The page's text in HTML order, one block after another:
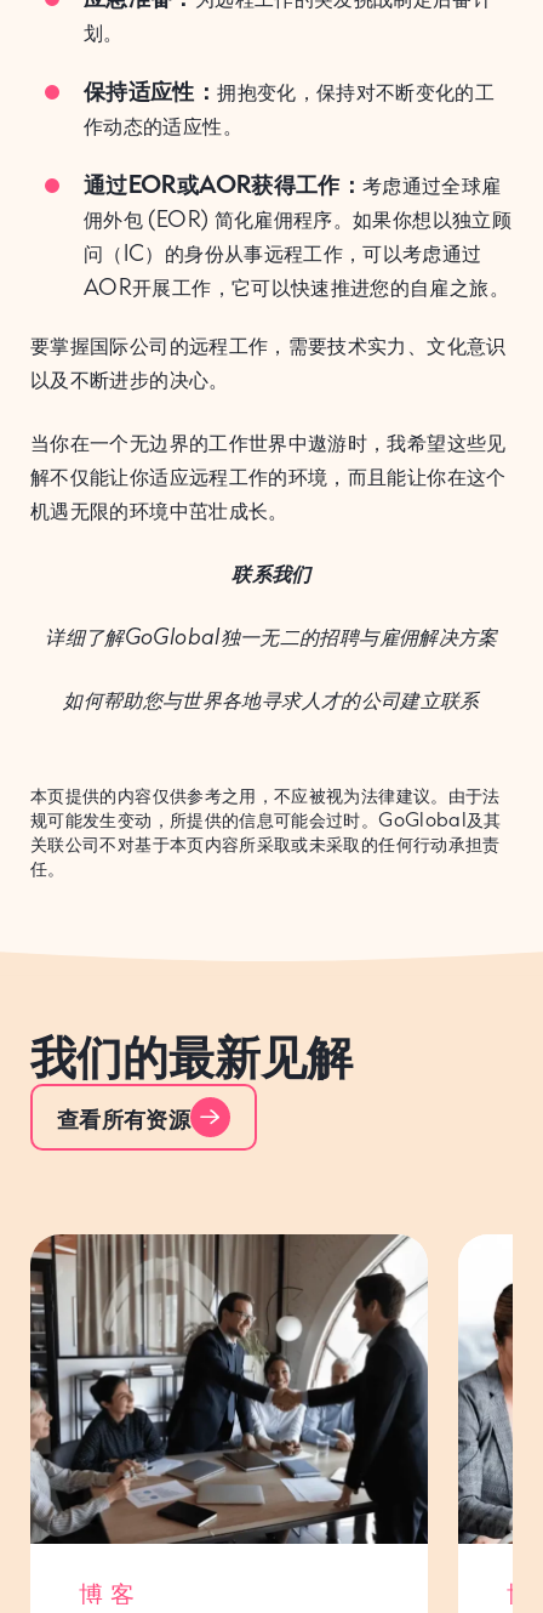
划。
保持适应性：拥抱变化，保持对不断变化的工
作动态的适应性。
通过EOR或AOR获得工作：考虑通过全球雇
佣外包 (EOR) 简化雇佣程序。如果你想以独立顾
问（IC）的身份从事远程工作，可以考虑通过
AOR开展工作，它可以快速推进您的自雇之旅。
要掌握国际公司的远程工作，需要技术实力、文化意识
以及不断进步的决心。
当你在一个无边界的工作世界中遨游时，我希望这些见
解不仅能让你适应远程工作的环境，而且能让你在这个
机遇无限的环境中茁壮成长。
联系我们
详细了解GoGlobal独一无二的招聘与雇佣解决方案
如何帮助您与世界各地寻求人才的公司建立联系
本页提供的内容仅供参考之用，不应被视为法律建议。由于法
规可能发生变动，所提供的信息可能会过时。GoGlobal及其
关联公司不对基于本页内容所采取或未采取的任何行动承担责
任。
我们的最新见解
查看所有资源
博客